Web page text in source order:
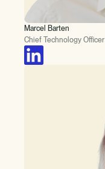
Marcel Barten
Chief Technology Officer